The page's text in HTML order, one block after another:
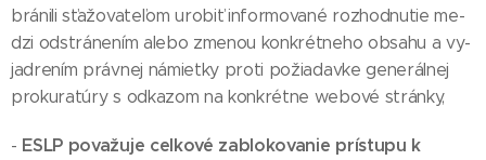
brá­ni­li sťa­žo­va­te­ľom uro­biť in­for­mo­va­né roz­hod­nu­tie me­
dzi od­strá­ne­ním ale­bo zme­nou kon­krét­ne­ho ob­sa­hu a vy­
jad­re­ním práv­nej ná­miet­ky pro­ti po­žia­dav­ke ge­ne­rál­nej
pro­ku­ra­tú­ry s od­ka­zom na kon­krét­ne webo­vé strán­ky,
- ESLP po­va­žu­je cel­ko­vé za­blo­ko­va­nie prís­tu­pu k